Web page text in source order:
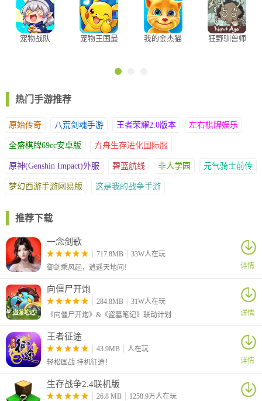
战斗结束后可以获得相应的经验、金币以及精灵。每章全部3星完
召唤师们的精灵进化等级越高，就会出现越强大的进化技，目前进
宠物战队
宠物王国最
我的金杰猫
狂野驯兽师
热门手游推荐
原始传奇 八荒剑魂手游 王者荣耀2.0版本 左右棋牌娱乐
全盛棋牌69cc安卓版 方舟生存进化国际服
原神(Genshin Impact)外服 碧蓝航线 非人学园 元气骑士前传
梦幻西游手游网易版 这是我的战争手游
推荐下载
一念剑歌
717.8MB
33W人在玩
御剑乘风起，逍遥天地间！
详情
向僵尸开炮
284.8MB
31W人在玩
《向僵尸开炮》&《盗墓笔记》联动计划
详情
王者征途
43.9MB
人在玩
轻松国战 挂机征途！
详情
生存战争2.4联机版
26.8 MB
1258.9万人在玩